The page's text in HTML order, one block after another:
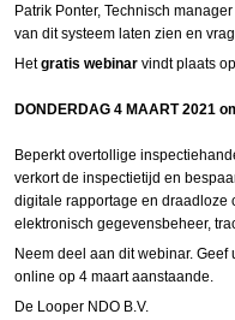
Patrik Ponter, Technisch
van dit systeem laten zien en
Hetgratis webinar vindt plaats op
DONDERDAG 4 MAART 2021
Beperkt overtollige
verkort de inspectietijd en
digitale rapportage en draadloze
elektronisch gegevensbeheer,
Neem deel aan dit webinar. Geef
online op 4 maart aanstaande.
De Looper NDO B.V.